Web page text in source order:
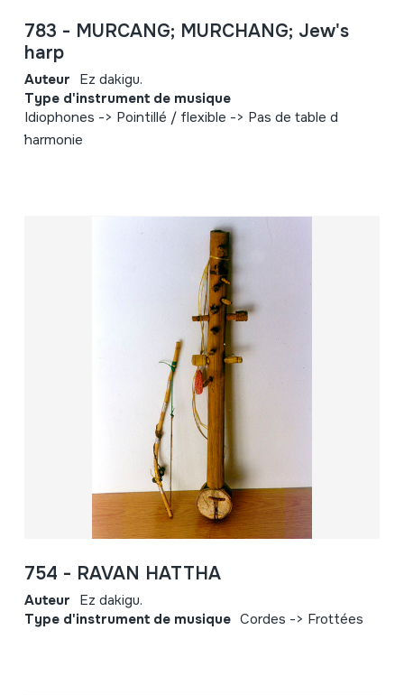
783 - MURCANG; MURCHANG; Jew's
harp
Auteur Ez dakigu.
Type d'instrument de musique
Idiophones -> Pointillé / flexible -> Pas de table d
´harmonie
754 - RAVAN HATTHA
Auteur Ez dakigu.
Type d'instrument de musique Cordes -> Frottées